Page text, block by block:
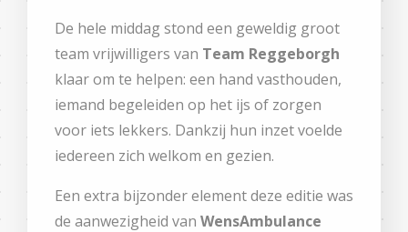
De hele middag stond een geweldig groot
team vrijwilligers van Team Reggeborgh
klaar om te helpen: een hand vasthouden,
iemand begeleiden op het ijs of zorgen
voor iets lekkers. Dankzij hun inzet voelde
iedereen zich welkom en gezien.
Een extra bijzonder element deze editie was
de aanwezigheid van WensAmbulance